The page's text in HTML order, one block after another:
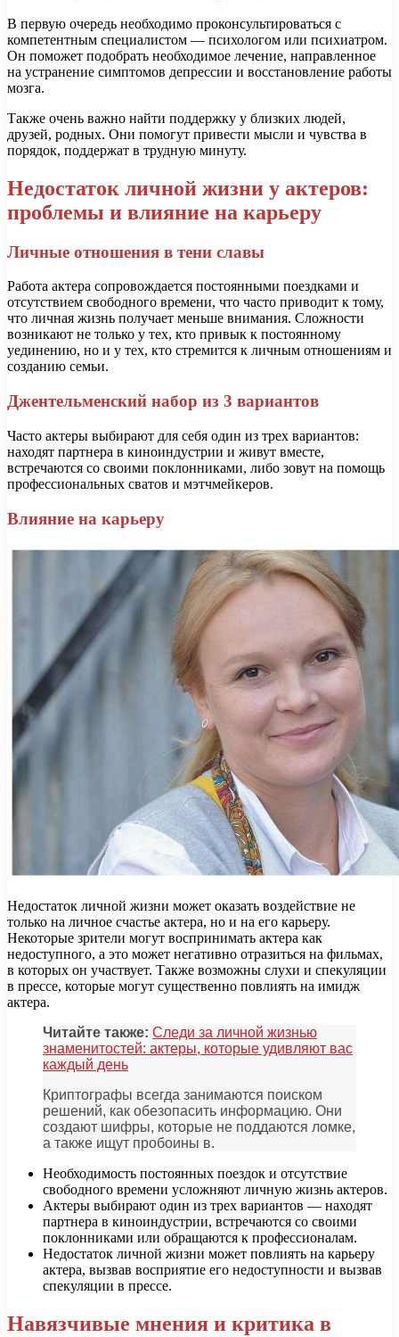
В первую очередь необходимо проконсультироваться с
компетентным специалистом — психологом или психиатром.
Он поможет подобрать необходимое лечение, направленное
на устранение симптомов депрессии и восстановление работы
мозга.
Также очень важно найти поддержку у близких людей,
друзей, родных. Они помогут привести мысли и чувства в
порядок, поддержат в трудную минуту.
Недостаток личной жизни у актеров:
проблемы и влияние на карьеру
Личные отношения в тени славы
Работа актера сопровождается постоянными поездками и
отсутствием свободного времени, что часто приводит к тому,
что личная жизнь получает меньше внимания. Сложности
возникают не только у тех, кто привык к постоянному
уединению, но и у тех, кто стремится к личным отношениям и
созданию семьи.
Джентельменский набор из 3 вариантов
Часто актеры выбирают для себя один из трех вариантов:
находят партнера в киноиндустрии и живут вместе,
встречаются со своими поклонниками, либо зовут на помощь
профессиональных сватов и мэтчмейкеров.
Влияние на карьеру
Недостаток личной жизни может оказать воздействие не
только на личное счастье актера, но и на его карьеру.
Некоторые зрители могут воспринимать актера как
недоступного, а это может негативно отразиться на фильмах,
в которых он участвует. Также возможны слухи и спекуляции
в прессе, которые могут существенно повлиять на имидж
актера.
Читайте также: Следи за личной жизнью
знаменитостей: актеры, которые удивляют вас
каждый день
Криптографы всегда занимаются поиском
решений, как обезопасить информацию. Они
создают шифры, которые не поддаются ломке,
а также ищут пробоины в.
Необходимость постоянных поездок и отсутствие
свободного времени усложняют личную жизнь актеров.
Актеры выбирают один из трех вариантов — находят
партнера в киноиндустрии, встречаются со своими
поклонниками или обращаются к профессионалам.
Недостаток личной жизни может повлиять на карьеру
актера, вызвав восприятие его недоступности и вызвав
спекуляции в прессе.
Навязчивые мнения и критика в